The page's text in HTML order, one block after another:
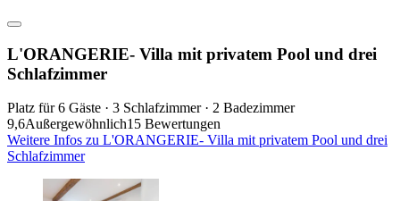
L'ORANGERIE- Villa mit privatem Pool und drei
Schlafzimmer
Platz für 6 Gäste · 3 Schlafzimmer · 2 Badezimmer
9,6Außergewöhnlich15 Bewertungen
Weitere Infos zu L'ORANGERIE- Villa mit privatem Pool und drei
Schlafzimmer